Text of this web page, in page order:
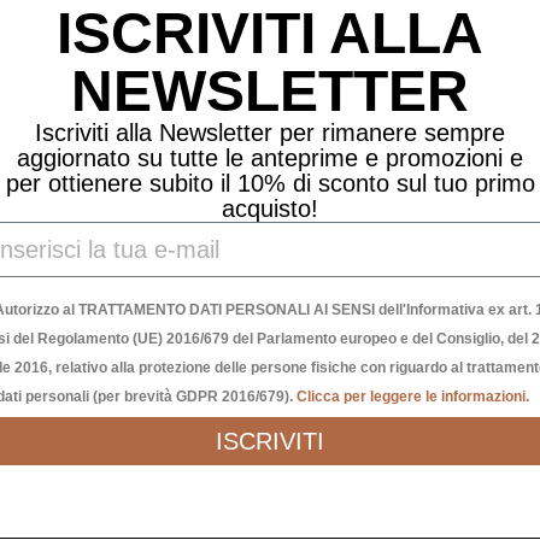
LUNCH BAG – FENICOTTERO
ISCRIVITI ALLA
NEWSLETTER
Iscriviti alla Newsletter per rimanere sempre
aggiornato su tutte le anteprime e promozioni e
per ottienere subito il 10% di sconto sul tuo primo
acquisto!
al TRATTAMENTO DATI PERSONALI AI SENSI dell'Informativa ex art.
del Regolamento (UE) 2016/679 del Parlamento europeo e del Consiglio, del
2016, relativo alla protezione delle persone fisiche con riguardo al
personali (per brevità GDPR 2016/679). Clicca per leggere le informazioni.
ISCRIVITI